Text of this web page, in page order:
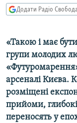
Усі сайти RFE/
Додати Радіо
«Такою і має
групи молодих
арсеналі Києва.
розміщені
прийоми, глибокі
переносять у